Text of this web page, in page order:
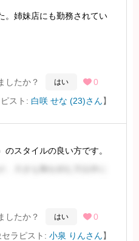
は会員登録
。姉妹店にも勤務されてい
ルでした。ヒップが特に魅
と遜色ありませんでした。
したか？ はい  0
ピスト: 白咲 せな (23)さん】
スタイルの良い方です。
ややワイルドな印象を受
には適さないかも
したか？ はい  0
セラピスト: 小泉 りんさん】